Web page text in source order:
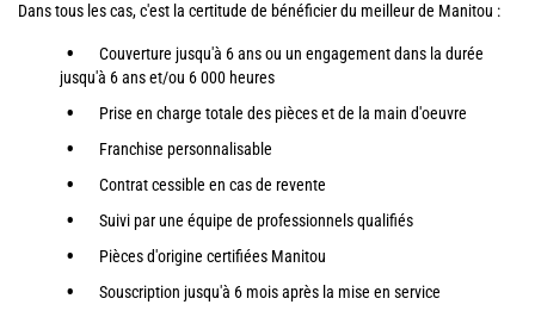
Dans tous les cas, c'est la certitude de bénéficier du meilleur de Manitou :
Couverture jusqu'à 6 ans ou un engagement dans la durée
jusqu'à 6 ans et/ou 6 000 heures
Prise en charge totale des pièces et de la main d'oeuvre
Franchise personnalisable
Contrat cessible en cas de revente
Suivi par une équipe de professionnels qualifiés
Pièces d'origine certifiées Manitou
Souscription jusqu'à 6 mois après la mise en service